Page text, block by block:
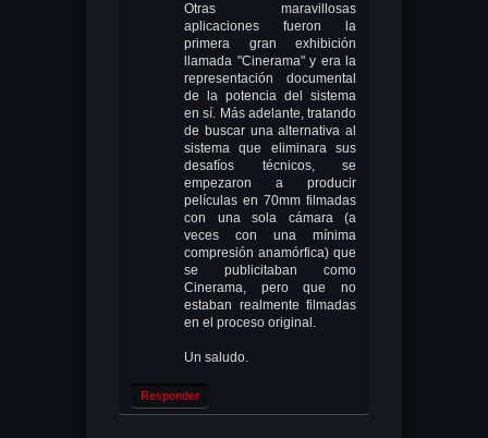
Otras maravillosas
aplicaciones fueron la
primera gran exhibición
llamada "Cinerama" y era la
representación documental
de la potencia del sistema
en sí. Más adelante, tratando
de buscar una alternativa al
sistema que eliminara sus
desafíos técnicos, se
empezaron a producir
películas en 70mm filmadas
con una sola cámara (a
veces con una mínima
compresión anamórfica) que
se publicitaban como
Cinerama, pero que no
estaban realmente filmadas
en el proceso original.
Un saludo.
Responder